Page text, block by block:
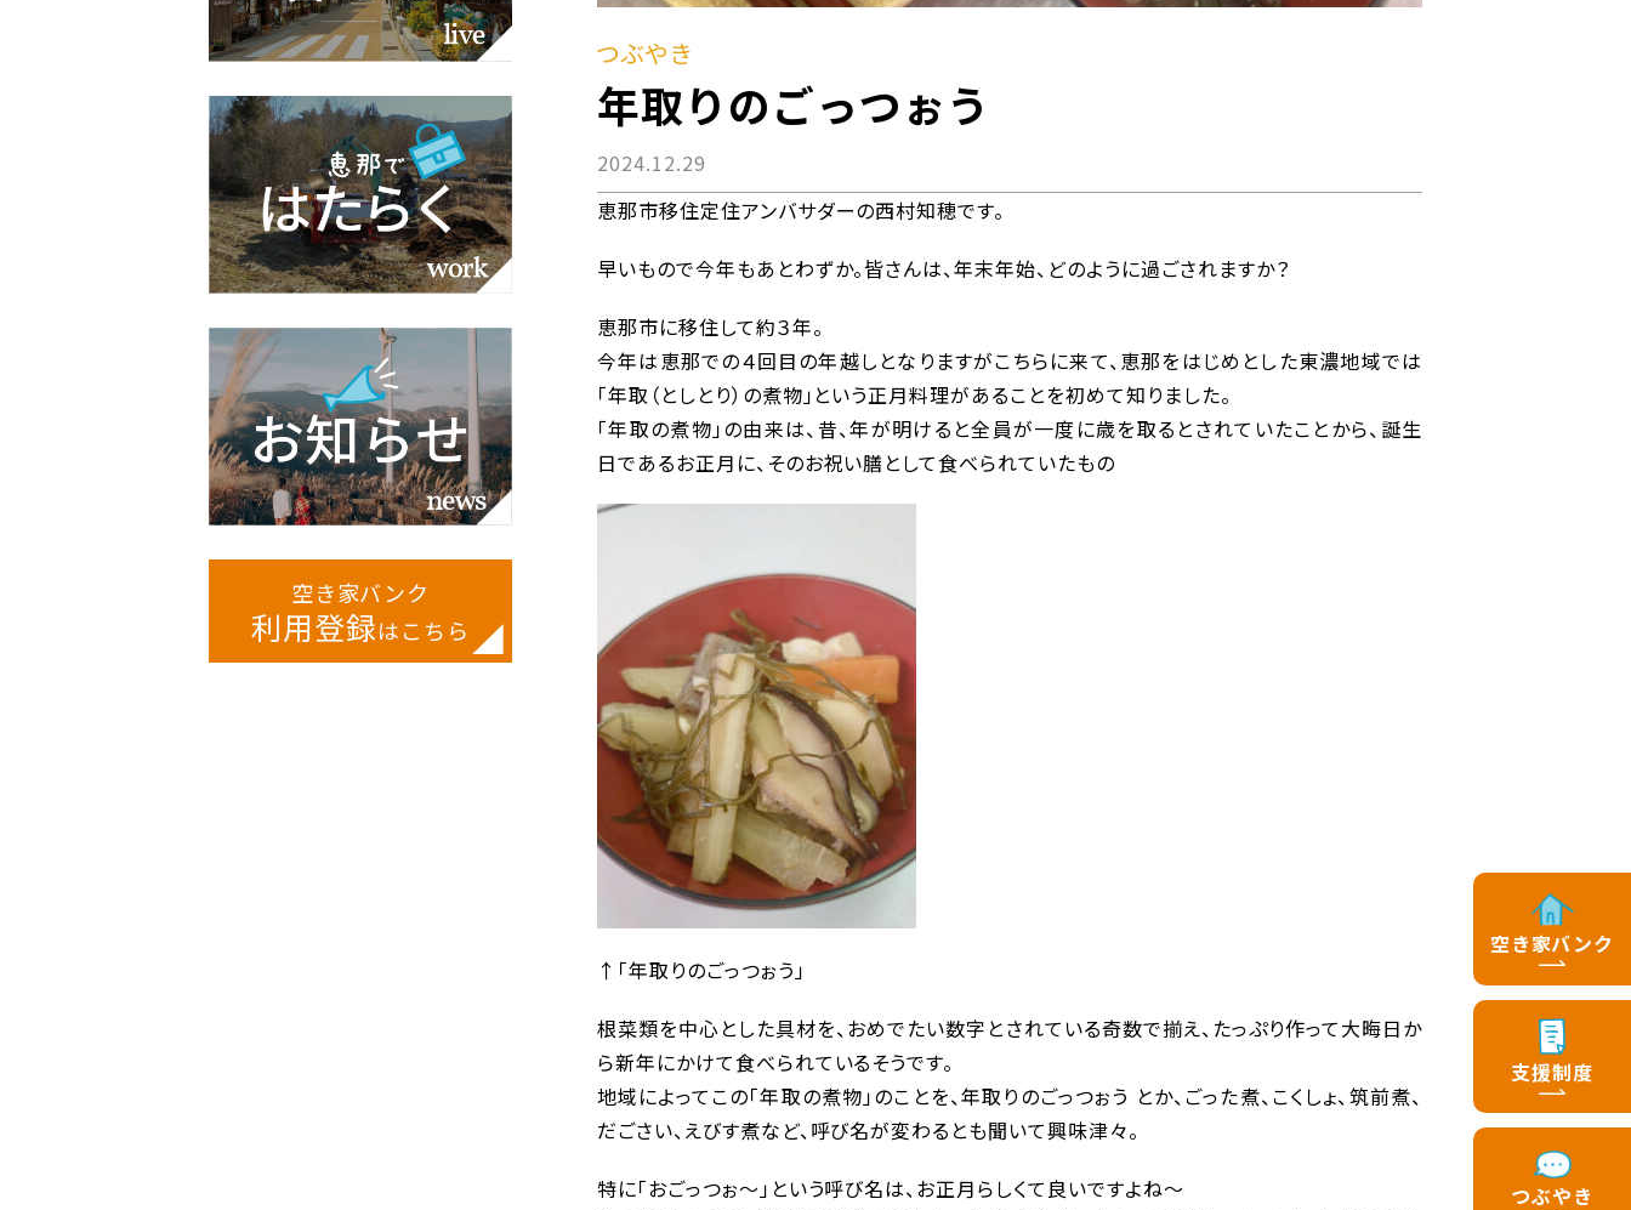
空き家バンク
支援制度
つぶやき
空き家バンク
利用登録はこちら
つぶやき
年取りのごっつぉう
2024.12.29
恵那市移住定住アンバサダーの西村知穂です。
早いもので今年もあとわずか。皆さんは、年末年始、どのように過ごされますか？
恵那市に移住して約３年。
今年は恵那での４回目の年越しとなりますがこちらに来て、恵那をはじめとした東濃地域では
「年取（としとり）の煮物」という正月料理があることを初めて知りました。
「年取の煮物」の由来は、昔、年が明けると全員が一度に歳を取るとされていたことから、誕生
日であるお正月に、そのお祝い膳として食べられていたもの
↑「年取りのごっつぉう」
根菜類を中心とした具材を、おめでたい数字とされている奇数で揃え、たっぷり作って大晦日か
ら新年にかけて食べられているそうです。
地域によってこの「年取の煮物」のことを、年取りのごっつぉう とか、ごった煮、こくしょ、筑前煮、
だごさい、えびす煮など、呼び名が変わるとも聞いて興味津々。
特に「おごっつぉ～」という呼び名は、お正月らしくて良いですよね～